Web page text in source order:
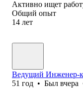
Активно ищет
Общий опыт
14 лет
Ведущий Инженер-
51 год • Был вчера